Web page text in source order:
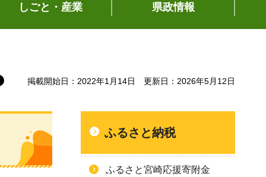
しごと・産業 県政情報
掲載開始日：2022年1月14日 更新日：2026年5月12日
ふるさと納税
ふるさと宮崎応援寄附金